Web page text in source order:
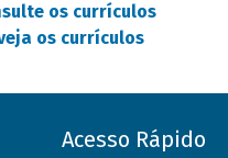
os currículos
os currículos
Acesso Rápido